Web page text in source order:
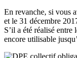
En revanche, si vous
et le 31 décembre
S’il a été réalisé
encore utilisable